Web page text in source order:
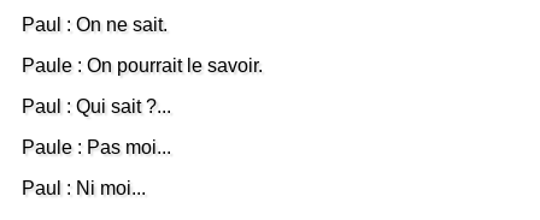
Paul : On ne sait.
Paule : On pourrait le savoir.
Paul : Qui sait ?...
Paule : Pas moi...
Paul : Ni moi...